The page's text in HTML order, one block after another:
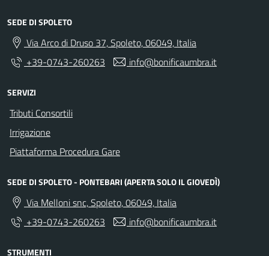
SEDE DI SPOLETO
Via Arco di Druso 37, Spoleto, 06049, Italia
+39-0743-260263
info@bonificaumbra.it
SERVIZI
Tributi Consortili
Irrigazione
Piattaforma Procedura Gare
SEDE DI SPOLETO - PONTEBARI (APERTA SOLO IL GIOVEDÌ)
Via Melloni snc, Spoleto, 06049, Italia
+39-0743-260263
info@bonificaumbra.it
STRUMENTI